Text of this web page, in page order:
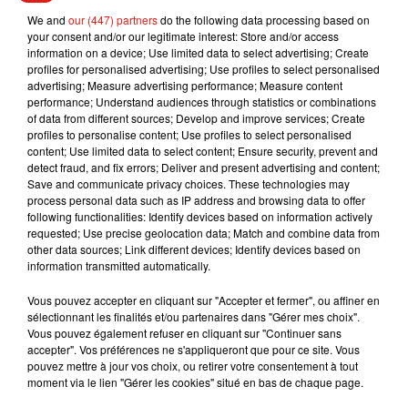
Musique
7 août 2026
Julien Lieb s’essaye à la vie de chatelain
dans son nouveau clip
7 août 2026
Madonna sort enfin le remix de « Love
Sensation » avec Kylie Minogue
7 août 2026
Tayc et Didi B dévoilent le single le plus
dansant de l’année
We and our (447) partnersdo the following data processing based on
your consent and/or our legitimate interest: Store and/or access
information on a device; Use limited data to select advertising; Create
profiles for personalised advertising; Use profiles to select personalised
advertising; Measure advertising performance; Measure content
performance; Understand audiences through statistics or combinations
of data from different sources; Develop and improve services; Create
profiles to personalise content; Use profiles to select personalised
content; Use limited data to select content; Ensure security, prevent and
detect fraud, and fix errors; Deliver and present advertising and content;
Save and communicate privacy choices. These technologies may
process personal data such as IP address and browsing data to offer
following functionalities: Identify devices based on information actively
requested; Use precise geolocation data; Match and combine data from
other data sources; Link different devices; Identify devices based on
information transmitted automatically.
Vous pouvez accepter en cliquant sur "Accepter et fermer", ou affiner en
sélectionnant les finalités et/ou partenaires dans "Gérer mes choix".
Vous pouvez également refuser en cliquant sur "Continuer sans
accepter". Vos préférences ne s'appliqueront que pour ce site. Vous
pouvez mettre à jour vos choix, ou retirer votre consentement à tout
moment via le lien "Gérer les cookies" situé en bas de chaque page.